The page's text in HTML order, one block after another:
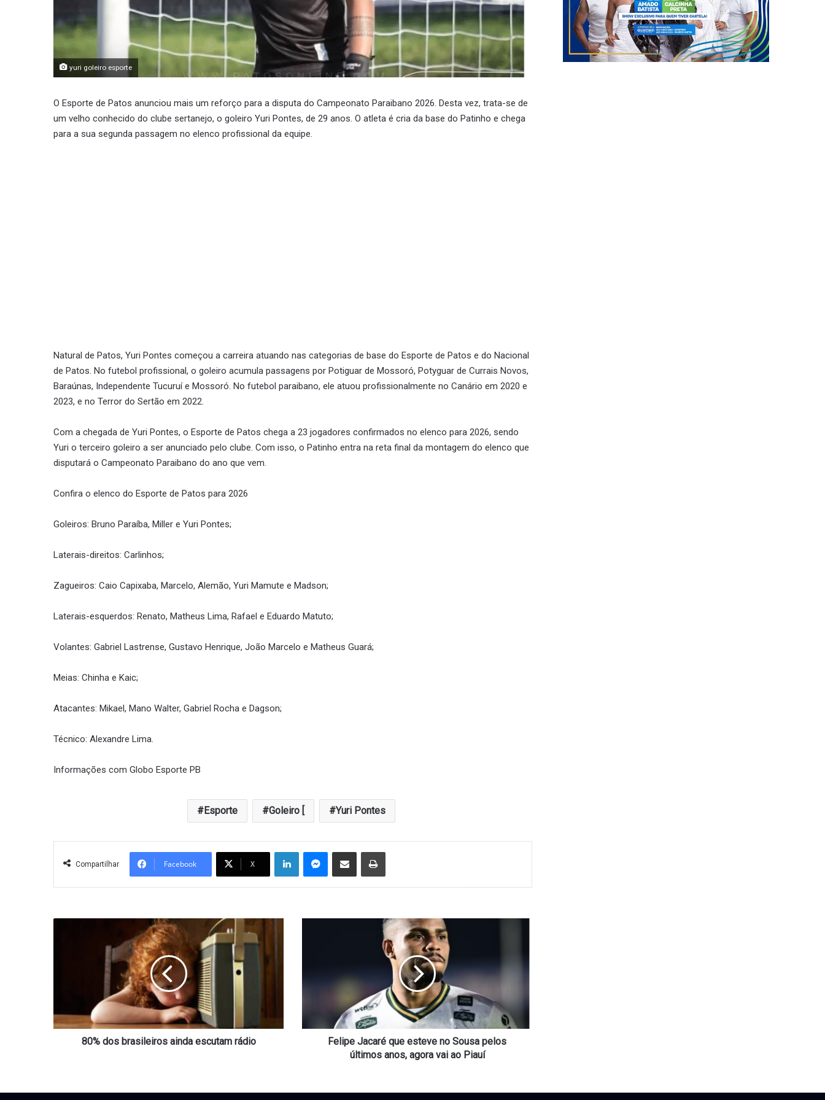
yuri goleiro esporte
O Esporte de Patos anunciou mais um reforço para a disputa do Campeonato Paraibano 2026. Desta vez, trata-se de
um velho conhecido do clube sertanejo, o goleiro Yuri Pontes, de 29 anos. O atleta é cria da base do Patinho e chega
para a sua segunda passagem no elenco profissional da equipe.
Natural de Patos, Yuri Pontes começou a carreira atuando nas categorias de base do Esporte de Patos e do Nacional
de Patos. No futebol profissional, o goleiro acumula passagens por Potiguar de Mossoró, Potyguar de Currais Novos,
Baraúnas, Independente Tucuruí e Mossoró. No futebol paraibano, ele atuou profissionalmente no Canário em 2020 e
2023, e no Terror do Sertão em 2022.
Com a chegada de Yuri Pontes, o Esporte de Patos chega a 23 jogadores confirmados no elenco para 2026, sendo
Yuri o terceiro goleiro a ser anunciado pelo clube. Com isso, o Patinho entra na reta final da montagem do elenco que
disputará o Campeonato Paraibano do ano que vem.
Confira o elenco do Esporte de Patos para 2026
Goleiros: Bruno Paraíba, Miller e Yuri Pontes;
Laterais-direitos: Carlinhos;
Zagueiros: Caio Capixaba, Marcelo, Alemão, Yuri Mamute e Madson;
Laterais-esquerdos: Renato, Matheus Lima, Rafael e Eduardo Matuto;
Volantes: Gabriel Lastrense, Gustavo Henrique, João Marcelo e Matheus Guará;
Meias: Chinha e Kaic;
Atacantes: Mikael, Mano Walter, Gabriel Rocha e Dagson;
Técnico: Alexandre Lima.
Informações com Globo Esporte PB
Esporte Goleiro [ Yuri Pontes
Compartilhar Facebook X
LinkedinMessenger
Compartilhar via e-mail Imprimir
80% dos brasileiros ainda escutam rádio
anos,
Felipe Jacaré que esteve no Sousa pelos
últimos anos, agora vai ao Piauí